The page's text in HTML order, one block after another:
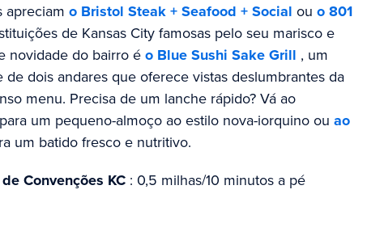
apreciam o Bristol Steak + Seafood + Social ou o 801
de Kansas City famosas pelo seu marisco e
novidade do bairro éo Blue Sushi Sake Grill , um
de dois andares que oferece vistas deslumbrantes da
menu. Precisa de um lanche rápido? Vá ao
para um pequeno-almoço ao estilo nova-iorquino ou ao
um batido fresco e nutritivo.
Convenções KC : 0,5 milhas/10 minutos a pé